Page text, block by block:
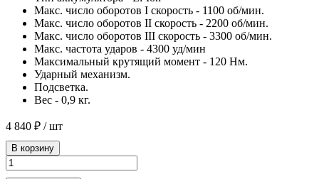
Макс. число оборотов I скорость - 1100 об/мин.
Макс. число оборотов II скорость - 2200 об/мин.
Макс. число оборотов III скорость - 3300 об/мин.
Макс. частота ударов - 4300 уд/мин
Максимальный крутящий момент - 120 Нм.
Ударный механизм.
Подсветка.
Вес - 0,9 кг.
4 840 ₽ / шт
В корзину